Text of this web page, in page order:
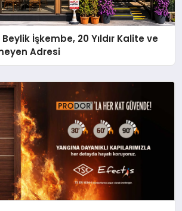
İşkembe, 20 Yıldır Kalite ve
Adresi